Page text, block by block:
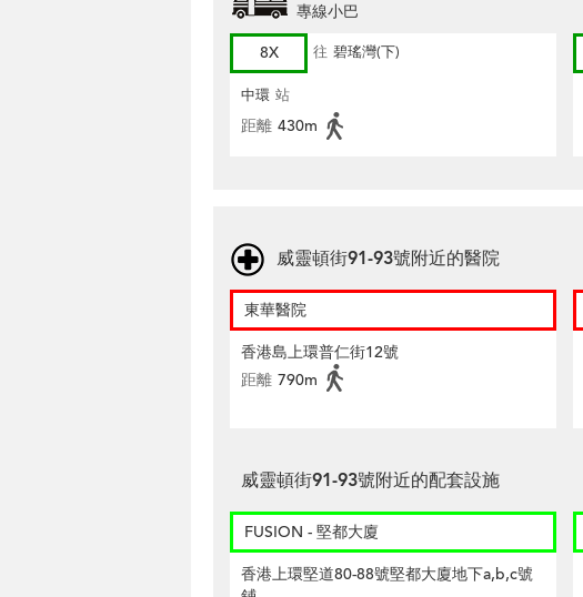
專線小巴
8X
往 碧瑤灣(下)
中環 站
距離 430m
威靈頓街91-93號附近的醫院
東華醫院
香港島上環普仁街12號
距離 790m
威靈頓街91-93號附近的配套設施
FUSION - 堅都大廈
香港上環堅道80-88號堅都大廈地下a,b,c號